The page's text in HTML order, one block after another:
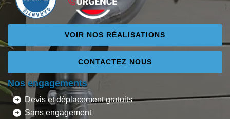
VOIR NOS RÉALISATIONS
CONTACTEZ NOUS
Nos engagements
Devis et déplacement gratuits
Sans engagement